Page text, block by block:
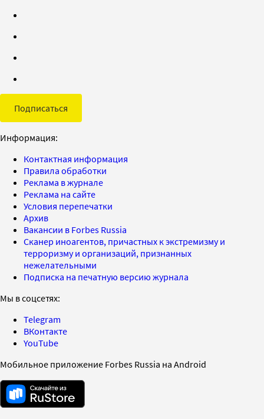
Подписаться
Информация:
Контактная информация
Правила обработки
Реклама в журнале
Реклама на сайте
Условия перепечатки
Архив
Вакансии в Forbes Russia
Сканер иноагентов, причастных к экстремизму и
терроризму и организаций, признанных
нежелательными
Подписка на печатную версию журнала
Мы в соцсетях:
Telegram
ВКонтакте
YouTube
Мобильное приложение Forbes Russia на Android